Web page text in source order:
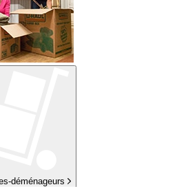
déménageurs